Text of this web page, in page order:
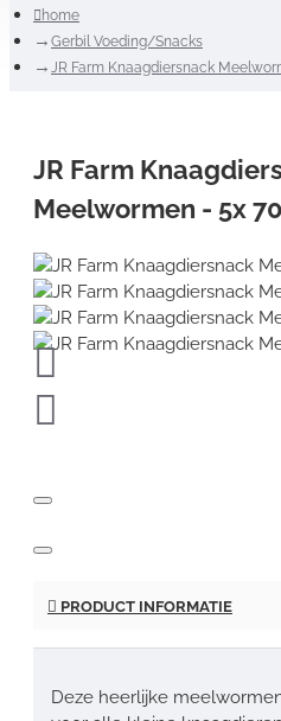
home
Gerbil Voeding/Snacks
JR Farm Knaagdiersnack
JR Farm
Meelwormen - 5x
PRODUCT INFORMATIE
Deze heerlijke